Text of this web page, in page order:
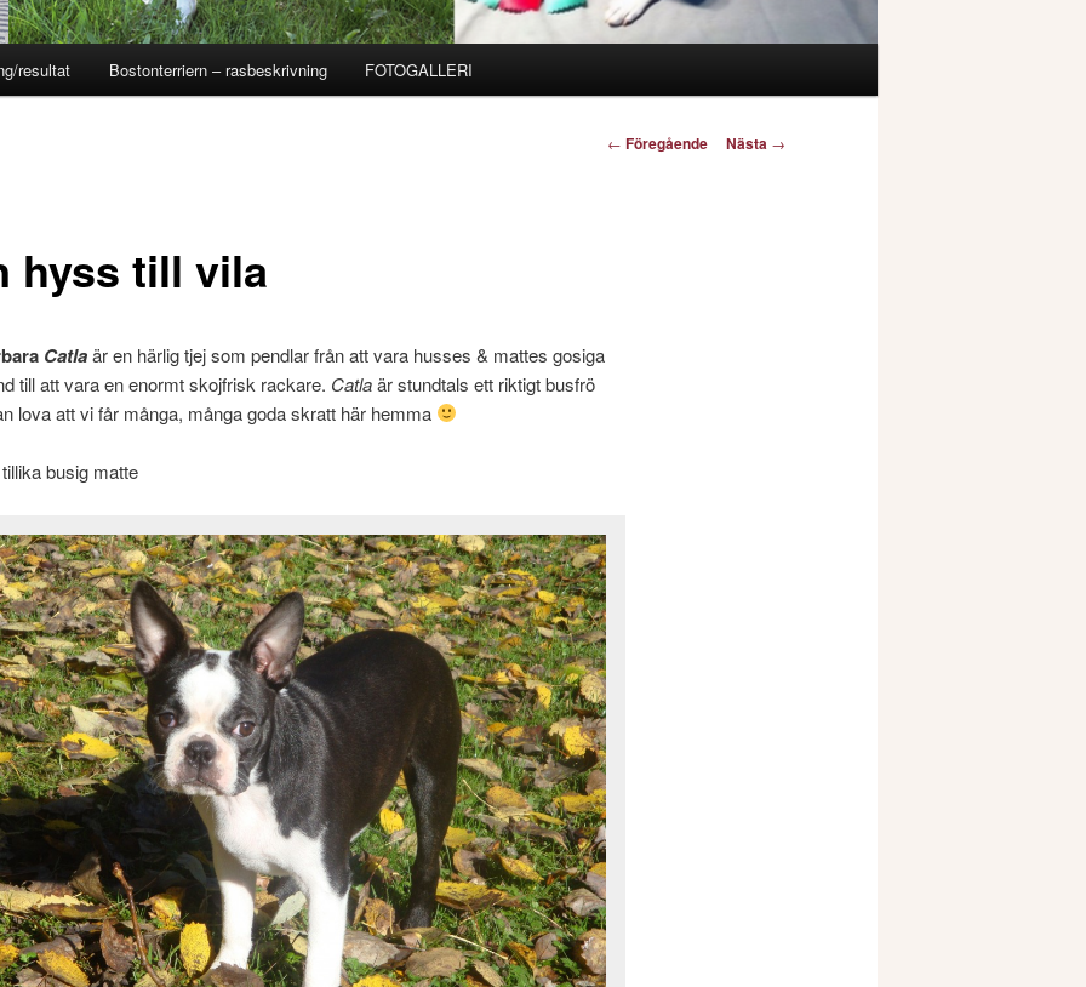
resultat Bostonterriern – rasbeskrivning FOTOGALLERI
Inläggsnavigering
← Föregående Nästa →
hyss till vila
Catlaär en härlig tjej som pendlar från att vara husses & mattes gosiga
till att vara en enormt skojfrisk rackare. Catlaär stundtals ett riktigt busfrö
lova att vi får många, många goda skratt här hemma
busig matte